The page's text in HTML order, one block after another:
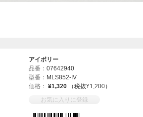
アイボリー
品番： 07642940
型番： MLS852-IV
価格： ¥1,320 （税抜¥1,200）
お気に入りに登録